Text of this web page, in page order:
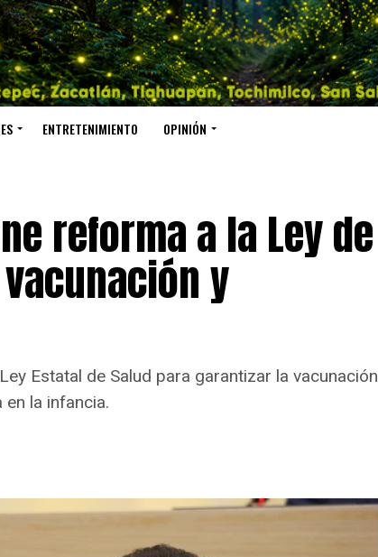
ENTRETENIMIENTO OPINIÓN
reforma a la Ley de
y
Estatal de Salud para garantizar la vacunación
la infancia.